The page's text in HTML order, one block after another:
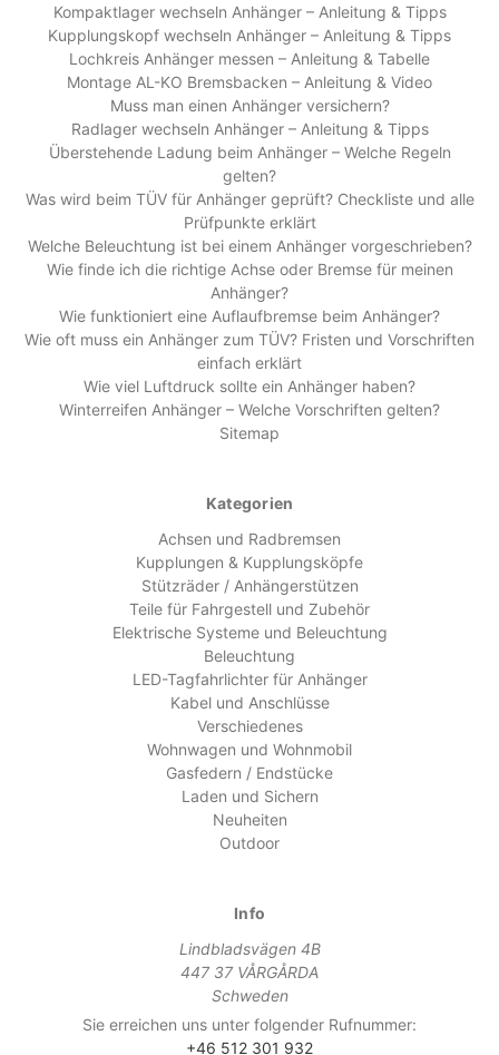
Kompaktlager wechseln Anhänger – Anleitung & Tipps
Kupplungskopf wechseln Anhänger – Anleitung & Tipps
Lochkreis Anhänger messen – Anleitung & Tabelle
Montage AL-KO Bremsbacken – Anleitung & Video
Muss man einen Anhänger versichern?
Radlager wechseln Anhänger – Anleitung & Tipps
Überstehende Ladung beim Anhänger – Welche Regeln
gelten?
Was wird beim TÜV für Anhänger geprüft? Checkliste und alle
Prüfpunkte erklärt
Welche Beleuchtung ist bei einem Anhänger vorgeschrieben?
Wie finde ich die richtige Achse oder Bremse für meinen
Anhänger?
Wie funktioniert eine Auflaufbremse beim Anhänger?
Wie oft muss ein Anhänger zum TÜV? Fristen und Vorschriften
einfach erklärt
Wie viel Luftdruck sollte ein Anhänger haben?
Winterreifen Anhänger – Welche Vorschriften gelten?
Sitemap
Kategorien
Achsen und Radbremsen
Kupplungen & Kupplungsköpfe
Stützräder / Anhängerstützen
Teile für Fahrgestell und Zubehör
Elektrische Systeme und Beleuchtung
Beleuchtung
LED-Tagfahrlichter für Anhänger
Kabel und Anschlüsse
Verschiedenes
Wohnwagen und Wohnmobil
Gasfedern / Endstücke
Laden und Sichern
Neuheiten
Outdoor
Info
Lindbladsvägen 4B
447 37 VÅRGÅRDA
Schweden
Sie erreichen uns unter folgender Rufnummer:
+46 512 301 932